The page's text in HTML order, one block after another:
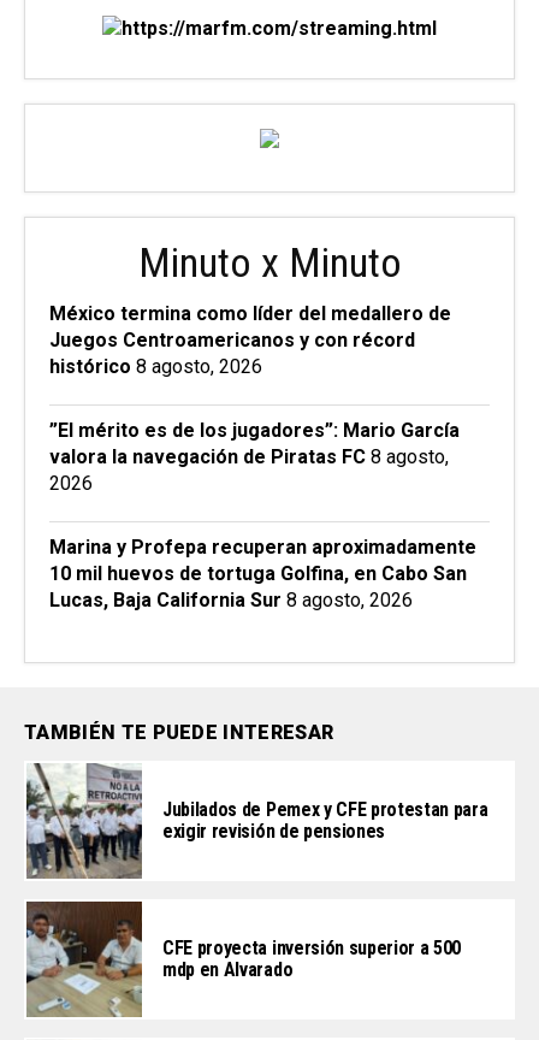
Minuto x Minuto
México termina como líder del medallero de
Juegos Centroamericanos y con récord
histórico 8 agosto, 2026
”El mérito es de los jugadores”: Mario García
valora la navegación de Piratas FC 8 agosto,
2026
Marina y Profepa recuperan aproximadamente
10 mil huevos de tortuga Golfina, en Cabo San
Lucas, Baja California Sur 8 agosto, 2026
TAMBIÉN TE PUEDE INTERESAR
Jubilados de Pemex y CFE protestan para
exigir revisión de pensiones
CFE proyecta inversión superior a 500
mdp en Alvarado